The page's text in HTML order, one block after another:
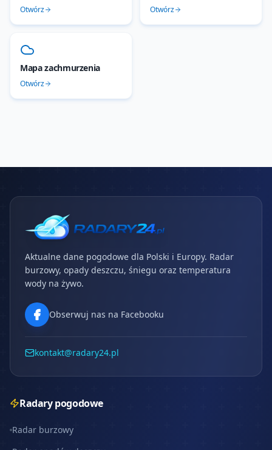
Otwórz Otwórz
Mapa zachmurzenia
Otwórz
Aktualne dane pogodowe dla Polski i Europy. Radar
burzowy, opady deszczu, śniegu oraz temperatura
wody na żywo.
Obserwuj nas na Facebooku
kontakt@radary24.pl
Radary pogodowe
Radar burzowy